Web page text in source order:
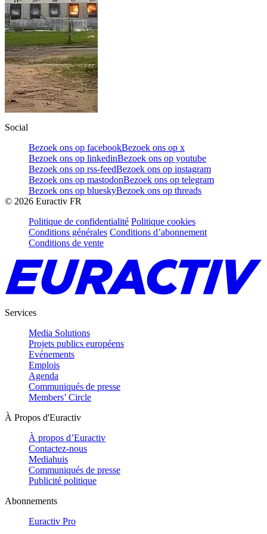
Social
Bezoek ons op facebookBezoek ons op x
Bezoek ons op linkedinBezoek ons op youtube
Bezoek ons op rss-feedBezoek ons op instagram
Bezoek ons op mastodonBezoek ons op telegram
Bezoek ons op blueskyBezoek ons op threads
© 2026 Euractiv FR
Politique de confidentialité Politique cookies
Conditions générales Conditions d’abonnement
Conditions de vente
Services
Media Solutions
Projets publics européens
Evénements
Emplois
Agenda
Communiqués de presse
Members’ Circle
À Propos d'Euractiv
À propos d’Euractiv
Contactez-nous
Mediahuis
Communiqués de presse
Publicité politique
Abonnements
Euractiv Pro